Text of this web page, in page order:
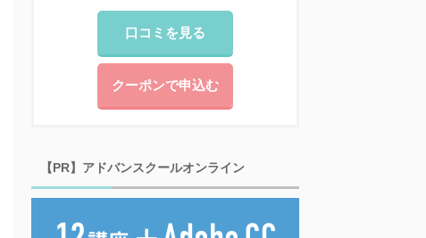
口コミを見る
クーポンで申込む
【PR】アドバンスクールオンライン